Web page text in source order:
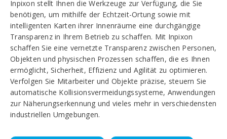
Inpixon stellt Ihnen die Werkzeuge zur Verfügung, die Sie
benötigen, um mithilfe der Echtzeit-Ortung sowie mit
intelligenten Karten ihrer Innenräume eine durchgängige
Transparenz in Ihrem Betrieb zu schaffen. Mit Inpixon
schaffen Sie eine vernetzte Transparenz zwischen Personen,
Objekten und physischen Prozessen schaffen, die es Ihnen
ermöglicht, Sicherheit, Effizienz und Agilität zu optimieren.
Verfolgen Sie Mitarbeiter und Objekte präzise, steuern Sie
automatische Kollisionsvermeidungssysteme, Anwendungen
zur Näherungserkennung und vieles mehr in verschiedensten
industriellen Umgebungen.